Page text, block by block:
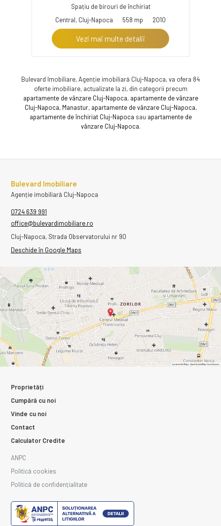
Spațiu de birouri de închiriat
Central, Cluj-Napoca
558 mp 2010
Vezi mai multe detalii
Bulevard Imobiliare, Agenție imobiliară Cluj-Napoca, va ofera 84
oferte imobiliare, actualizate la zi, din categorii precum
apartamente de vânzare Cluj-Napoca, apartamente de vânzare
Cluj-Napoca, Manastur, apartamente de vânzare Cluj-Napoca,
apartamente de închiriat Cluj-Napoca sau apartamente de
vânzare Cluj-Napoca.
Bulevard Imobiliare
Agenție imobiliară Cluj-Napoca
0724 639 991
office@bulevardimobiliare.ro
Cluj-Napoca, Strada Observatorului nr 90
Deschide în Google Maps
Proprietăți
Cumpără cu noi
Vinde cu noi
Contact
Calculator Credite
ANPC
Politică cookies
Politică de confidențialitate